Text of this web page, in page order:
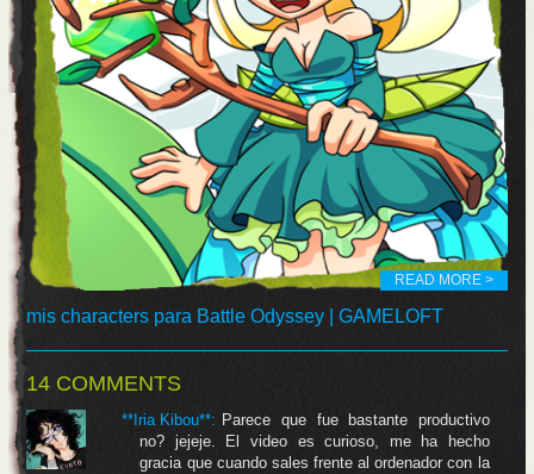
READ MORE >
mis characters para Battle Odyssey | GAMELOFT
14 COMMENTS
**Iria Kibou**: Parece que fue bastante productivo
no? jejeje. El video es curioso, me ha hecho
gracia que cuando sales frente al ordenador con la